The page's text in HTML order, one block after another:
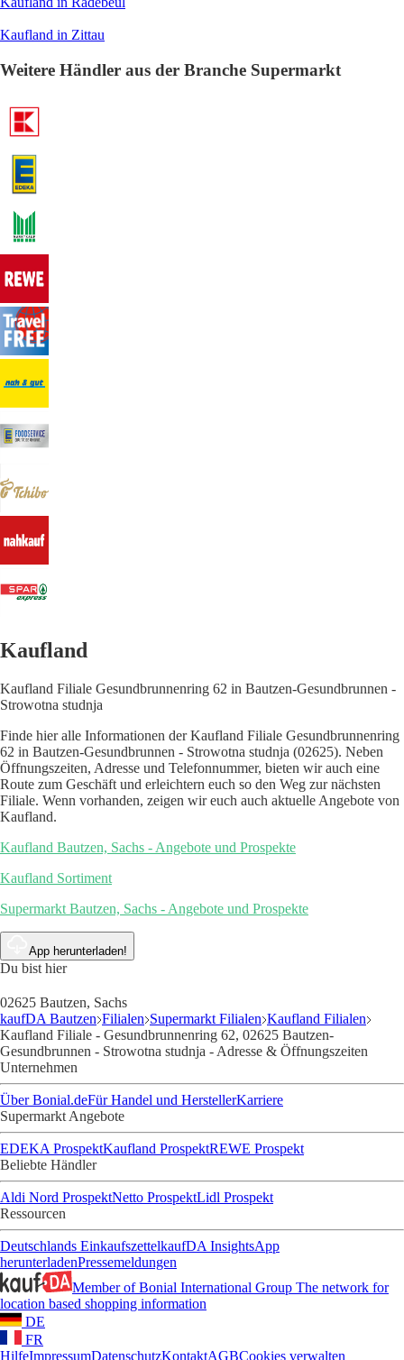
Kaufland in Zittau
Weitere Händler aus der Branche Supermarkt
Kaufland
Kaufland Filiale Gesundbrunnenring 62 in Bautzen-Gesundbrunnen -
Strowotna studnja
Finde hier alle Informationen der Kaufland Filiale Gesundbrunnenring
62 in Bautzen-Gesundbrunnen - Strowotna studnja (02625). Neben
Öffnungszeiten, Adresse und Telefonnummer, bieten wir auch eine
Route zum Geschäft und erleichtern euch so den Weg zur nächsten
Filiale. Wenn vorhanden, zeigen wir euch auch aktuelle Angebote von
Kaufland.
Kaufland Bautzen, Sachs - Angebote und Prospekte
Kaufland Sortiment
Supermarkt Bautzen, Sachs - Angebote und Prospekte
App herunterladen!
Du bist hier
02625 Bautzen, Sachs
kaufDA Bautzen Filialen Supermarkt Filialen Kaufland Filialen
Kaufland Filiale - Gesundbrunnenring 62, 02625 Bautzen-
Gesundbrunnen - Strowotna studnja - Adresse & Öffnungszeiten
Unternehmen
Über Bonial.deFür Handel und HerstellerKarriere
Supermarkt Angebote
EDEKA ProspektKaufland ProspektREWE Prospekt
Beliebte Händler
Aldi Nord ProspektNetto ProspektLidl Prospekt
Ressourcen
Deutschlands EinkaufszettelkaufDA InsightsApp
herunterladenPressemeldungen
Member of Bonial International Group The network for
location based shopping information
DE
FR
HilfeImpressumDatenschutzKontaktAGBCookies verwalten